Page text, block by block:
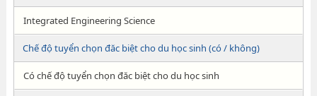
Integrated Engineering Science
Chế độ tuyển chọn đăc biệt cho du học sinh (có / không)
Có chế độ tuyển chọn đăc biệt cho du học sinh